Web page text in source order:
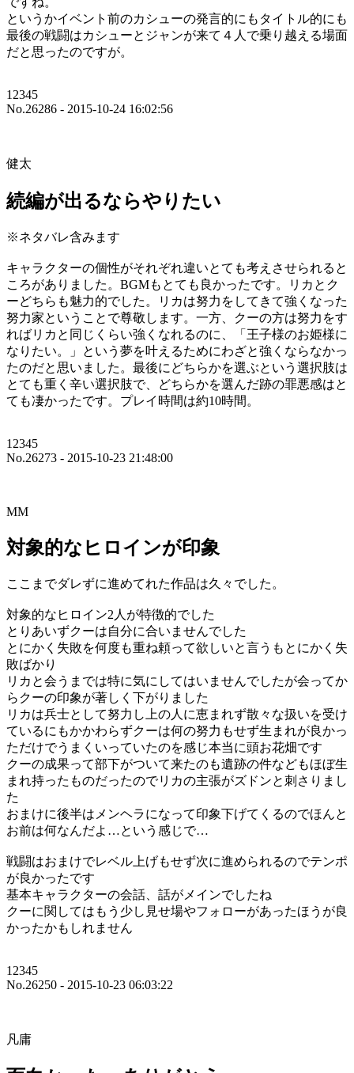
というかイベント前のカシューの発言的にもタイトル的にも
最後の戦闘はカシューとジャンが来て４人で乗り越える場面
だと思ったのですが。
12345
No.26286 - 2015-10-24 16:02:56
健太
続編が出るならやりたい
※ネタバレ含みます
キャラクターの個性がそれぞれ違いとても考えさせられると
ころがありました。BGMもとても良かったです。リカとク
ーどちらも魅力的でした。リカは努力をしてきて強くなった
努力家ということで尊敬します。一方、クーの方は努力をす
ればリカと同じくらい強くなれるのに、「王子様のお姫様に
なりたい。」という夢を叶えるためにわざと強くならなかっ
たのだと思いました。最後にどちらかを選ぶという選択肢は
とても重く辛い選択肢で、どちらかを選んだ跡の罪悪感はと
ても凄かったです。プレイ時間は約10時間。
12345
No.26273 - 2015-10-23 21:48:00
MM
対象的なヒロインが印象
ここまでダレずに進めてれた作品は久々でした。
対象的なヒロイン2人が特徴的でした
とりあいずクーは自分に合いませんでした
とにかく失敗を何度も重ね頼って欲しいと言うもとにかく失
敗ばかり
リカと会うまでは特に気にしてはいませんでしたが会ってか
らクーの印象が著しく下がりました
リカは兵士として努力し上の人に恵まれず散々な扱いを受け
ているにもかかわらずクーは何の努力もせず生まれが良かっ
ただけでうまくいっていたのを感じ本当に頭お花畑です
クーの成果って部下がついて来たのも遺跡の件などもほぼ生
まれ持ったものだったのでリカの主張がズドンと刺さりまし
た
おまけに後半はメンヘラになって印象下げてくるのでほんと
お前は何なんだよ…という感じで…
戦闘はおまけでレベル上げもせず次に進められるのでテンポ
が良かったです
基本キャラクターの会話、話がメインでしたね
クーに関してはもう少し見せ場やフォローがあったほうが良
かったかもしれません
12345
No.26250 - 2015-10-23 06:03:22
凡庸